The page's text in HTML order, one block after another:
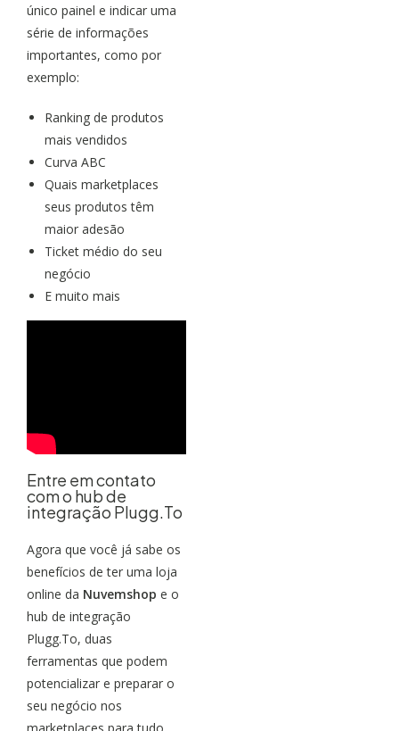
único painel e indicar uma
série de informações
importantes, como por
exemplo:
Ranking de produtos
mais vendidos
Curva ABC
Quais marketplaces
seus produtos têm
maior adesão
Ticket médio do seu
negócio
E muito mais
Entre em contato
com o hub de
integração Plugg.To
Agora que você já sabe os
benefícios de ter uma loja
online da Nuvemshop e o
hub de integração
Plugg.To, duas
ferramentas que podem
potencializar e preparar o
seu negócio nos
marketplaces para tudo,